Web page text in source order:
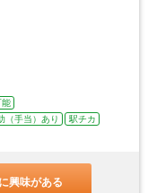
能
（手当）あり
駅チカ
興味がある